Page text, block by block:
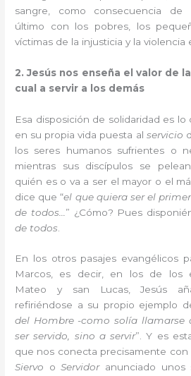
sangre, como consecuencia de
último con los pobres, los
víctimas de la injusticia y la violencia
2. Jesús nos enseña el valor de
cual a servir a los demás
Esa disposición de solidaridad es lo
en su propia vida puesta al servicio
los seres humanos sufrientes o
mientras sus discípulos se
quién es o va a ser el mayor o el
dice que “el que quiera ser el
de todos… ” ¿Cómo? Pues
de todos
En los otros pasajes evangélicos
Marcos, es decir, en los de los
Mateo y san Lucas, Jesús
refiriéndose a su propio ejemplo
del Hombre -como solía
ser servido, sino a servir”. Y es
que nos conecta precisamente con
Siervo oServidoranunciado unos